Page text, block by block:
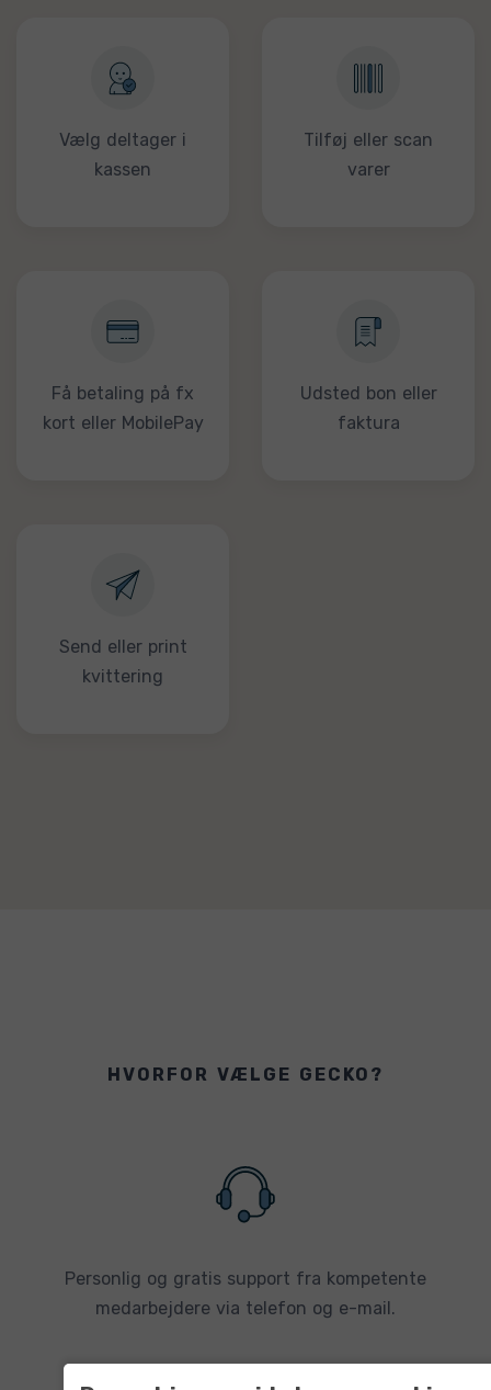
Vælg deltager i
kassen
Tilføj eller scan
varer
Få betaling på fx
kort eller MobilePay
Udsted bon eller
faktura
Send eller print
kvittering
HVORFOR VÆLGE GECKO?
Personlig og gratis support fra kompetente
medarbejdere via telefon og e-mail.